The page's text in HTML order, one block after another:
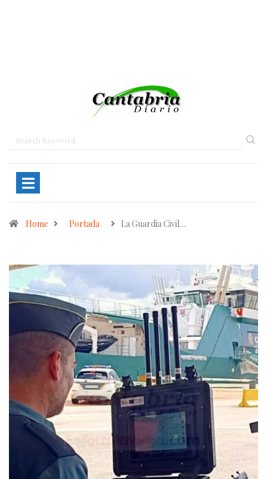
Home Portada La Guardia Civil…